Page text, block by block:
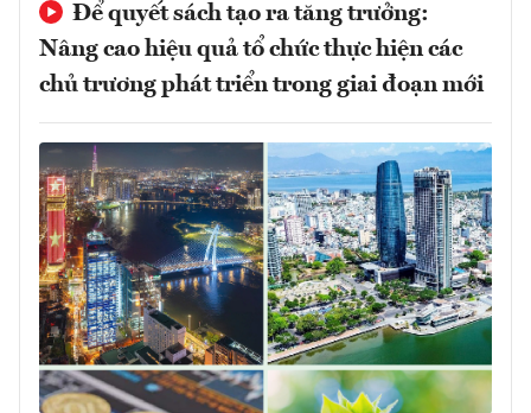
Để quyết sách tạo ra tăng trưởng:
Nâng cao hiệu quả tổ chức thực hiện các
chủ trương phát triển trong giai đoạn mới